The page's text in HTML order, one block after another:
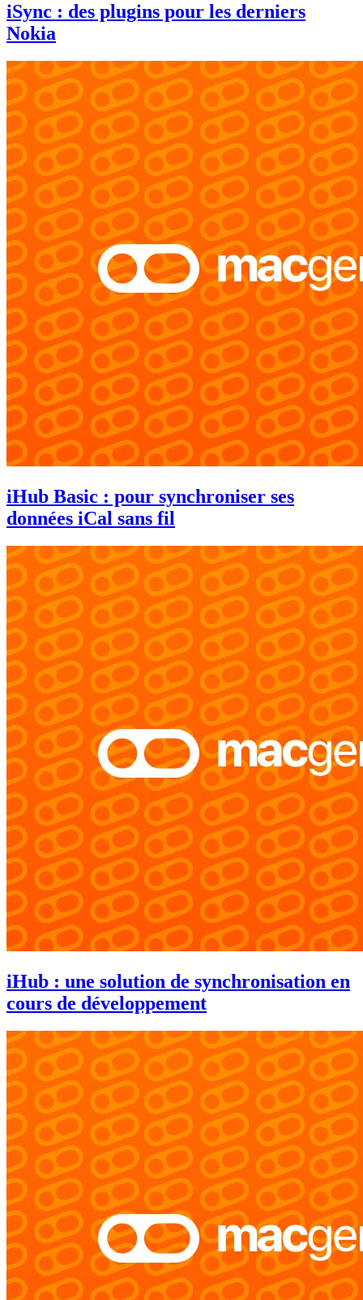
iSync : des plugins pour les derniers
Nokia
iHub Basic : pour synchroniser ses
données iCal sans fil
iHub : une solution de synchronisation en
cours de développement